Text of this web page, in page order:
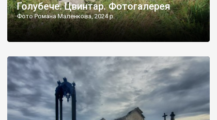
Голубече. Цвинтар. Фотогалерея
Фото Романа Маленкова, 2024 р.